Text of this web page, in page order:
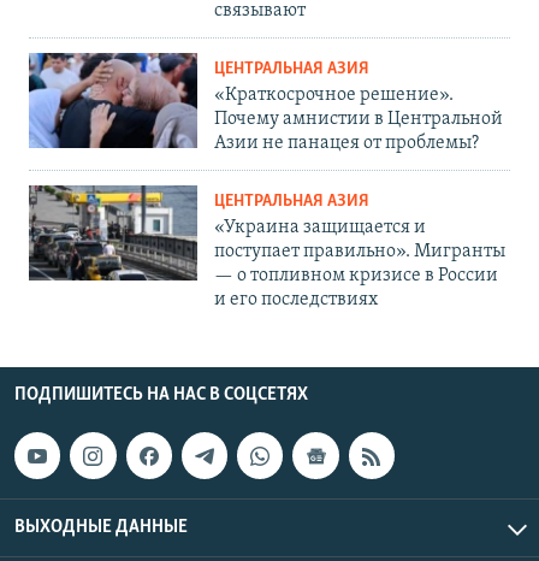
связывают
ЦЕНТРАЛЬНАЯ АЗИЯ
«Краткосрочное решение».
Почему амнистии в Центральной
Азии не панацея от проблемы?
ЦЕНТРАЛЬНАЯ АЗИЯ
«Украина защищается и
поступает правильно». Мигранты
— о топливном кризисе в России
и его последствиях
ПОДПИШИТЕСЬ НА НАС В СОЦСЕТЯХ
ВЫХОДНЫЕ ДАННЫЕ